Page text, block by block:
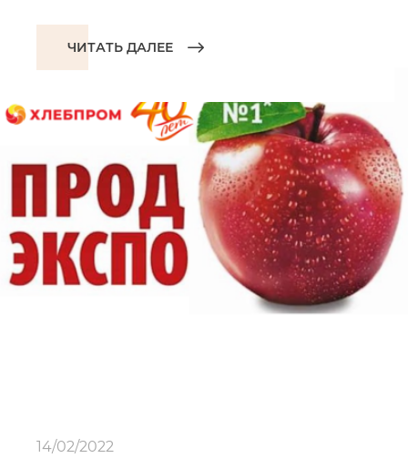
ЧИТАТЬ ДАЛЕЕ
14/02/2022